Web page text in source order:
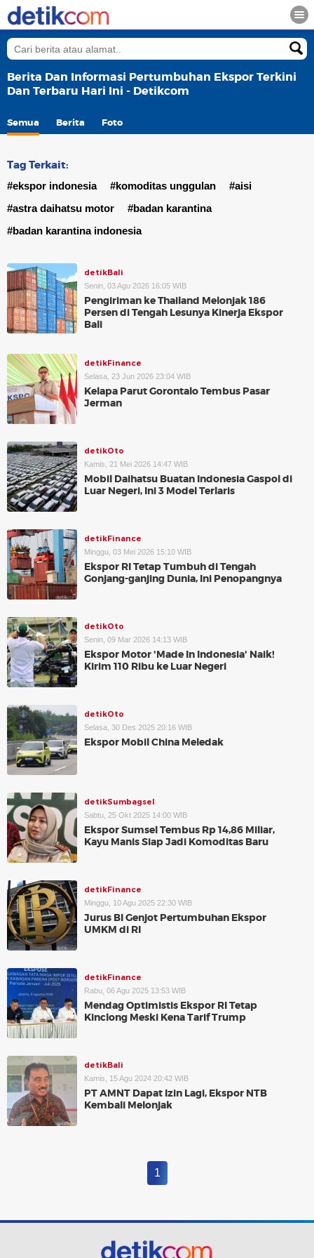
Berita Dan Informasi Pertumbuhan Ekspor Terkini
Dan Terbaru Hari Ini - Detikcom
Semua Berita Foto
Tag Terkait:
#ekspor indonesia #komoditas unggulan
#aisi
#astra daihatsu motor
#badan karantina
#badan karantina indonesia
detikBali
Senin, 03 Agu 2026 16:05 WIB
Pengiriman ke Thailand Melonjak 186
Persen di Tengah Lesunya Kinerja Ekspor
Bali
detikFinance
Selasa, 23 Jun 2026 23:04 WIB
Kelapa Parut Gorontalo Tembus Pasar
Jerman
detikOto
Kamis, 21 Mei 2026 14:47 WIB
Mobil Daihatsu Buatan Indonesia Gaspol di
Luar Negeri, Ini 3 Model Terlaris
detikFinance
Minggu, 03 Mei 2026 15:10 WIB
Ekspor RI Tetap Tumbuh di Tengah
Gonjang-ganjing Dunia, Ini Penopangnya
detikOto
Senin, 09 Mar 2026 14:13 WIB
Ekspor Motor 'Made In Indonesia' Naik!
Kirim 110 Ribu ke Luar Negeri
detikOto
Selasa, 30 Des 2025 20:16 WIB
Ekspor Mobil China Meledak
detikSumbagsel
Sabtu, 25 Okt 2025 14:00 WIB
Ekspor Sumsel Tembus Rp 14,86 Miliar,
Kayu Manis Siap Jadi Komoditas Baru
detikFinance
Minggu, 10 Agu 2025 22:30 WIB
Jurus BI Genjot Pertumbuhan Ekspor
UMKM di RI
detikFinance
Rabu, 06 Agu 2025 13:53 WIB
Mendag Optimistis Ekspor RI Tetap
Kinclong Meski Kena Tarif Trump
detikBali
Kamis, 15 Agu 2024 20:42 WIB
PT AMNT Dapat Izin Lagi, Ekspor NTB
Kembali Melonjak
1